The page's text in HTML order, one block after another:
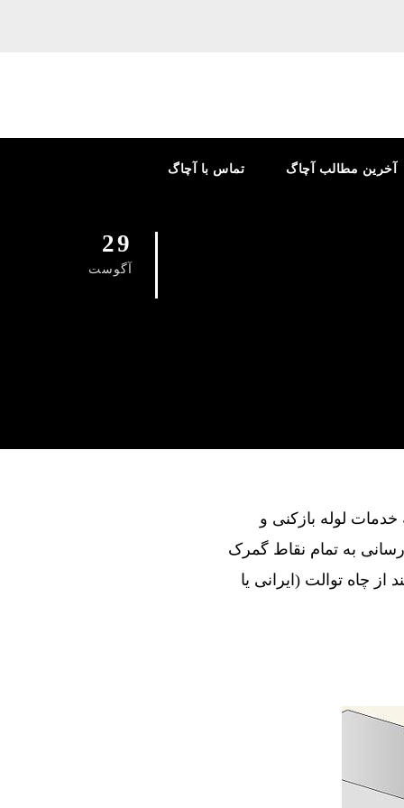
تماس با آچاگ آخرین مطالب آچاگ
29
آگوست
در ارائه خدمات لوله بازکنی و
به تمام نقاط گمرک
چاه توالت (ایرانی یا